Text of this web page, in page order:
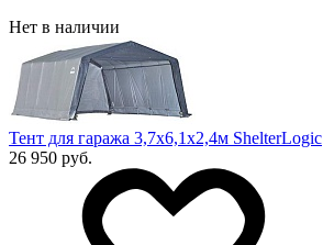
Нет в наличии
Тент для гаража 3,7x6,1x2,4м ShelterLogic
26 950 руб.